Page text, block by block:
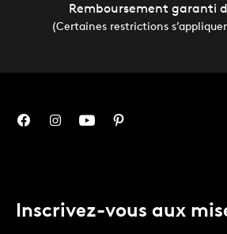
Remboursement garanti
(Certaines restrictions
Inscrivez-vous aux